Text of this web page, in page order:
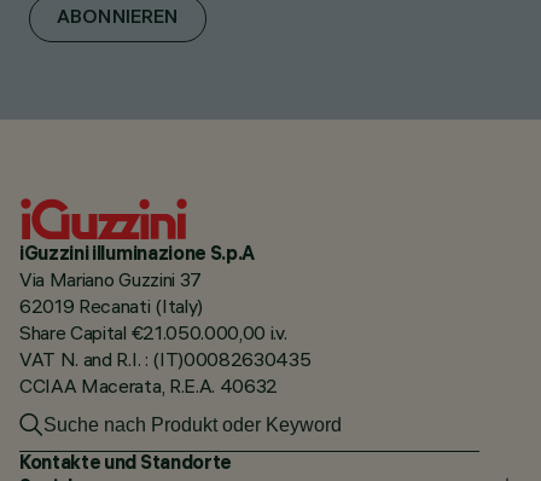
ABONNIEREN
iGuzzini illuminazione S.p.A
Via Mariano Guzzini 37
62019 Recanati (Italy)
Share Capital €21.050.000,00 i.v.
VAT N. and R.I. : (IT)00082630435
CCIAA Macerata, R.E.A. 40632
Kontakte und Standorte